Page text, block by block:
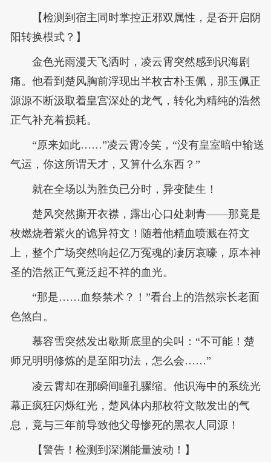
【检测到宿主同时掌控正邪双属性，是否开启阴
阳转换模式？】
金色光雨漫天飞洒时，凌云霄突然感到识海剧
痛。他看到楚风胸前浮现出半枚古朴玉佩，那玉佩正
源源不断汲取着皇宫深处的龙气，转化为精纯的浩然
正气补充着损耗。
“原来如此……”凌云霄冷笑，“没有皇室暗中输送
气运，你这所谓天才，又算什么东西？”
就在全场以为胜负已分时，异变陡生！
楚风突然撕开衣襟，露出心口处刺青——那竟是
枚燃烧着紫火的诡异符文！随着他精血喷溅在符文
上，整个广场突然响起亿万冤魂的凄厉哀嚎，原本神
圣的浩然正气竟泛起不祥的血光。
“那是……血祭禁术？！”看台上的浩然宗长老面
色煞白。
慕容雪突然发出歇斯底里的尖叫：“不可能！楚
师兄明明修炼的是至阳功法，怎么会……”
凌云霄却在那瞬间瞳孔骤缩。他识海中的系统光
幕正疯狂闪烁红光，楚风体内那枚符文散发出的气
息，竟与三年前导致他父母惨死的黑衣人同源！
【警告！检测到深渊能量波动！】